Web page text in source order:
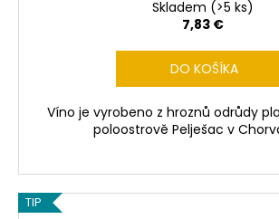
Skladem (>5 ks)
7,83 €
DO KOŠÍKA
Víno je vyrobeno z hroznů odrůdy
poloostrově Pelješac v
TIP